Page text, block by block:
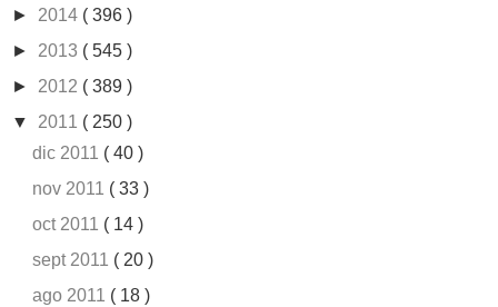
► 2014 ( 396 )
► 2013 ( 545 )
► 2012 ( 389 )
▼ 2011 ( 250 )
dic 2011 ( 40 )
nov 2011 ( 33 )
oct 2011 ( 14 )
sept 2011 ( 20 )
ago 2011 ( 18 )